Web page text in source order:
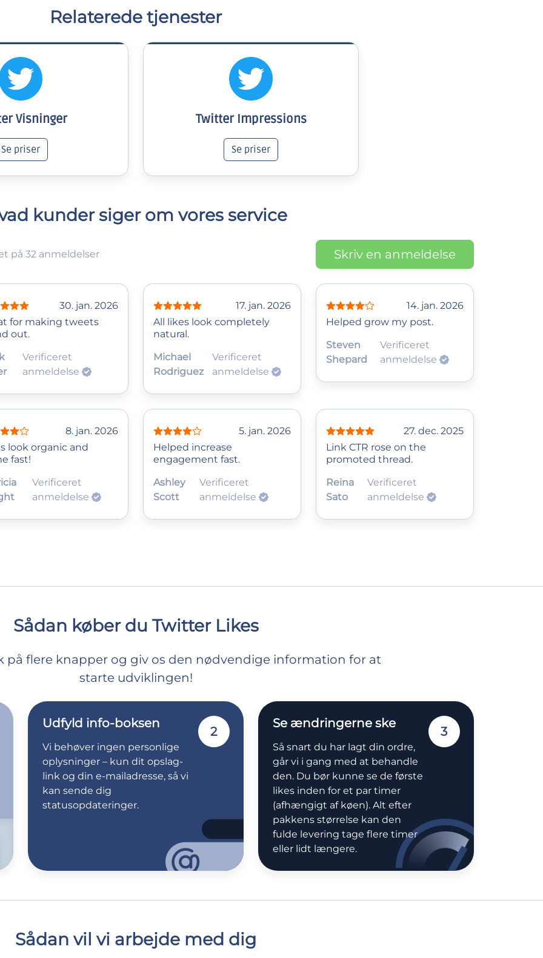
Relaterede tjenester
Visninger
Se priser
Twitter Impressions
Se priser
kunder siger om vores service
på 32 anmeldelser Skriv en anmeldelse
30. jan. 2026
for making tweets
out.
Verificeret
anmeldelse
17. jan. 2026
All likes look completely
natural.
Michael
Rodriguez
Verificeret
anmeldelse
14. jan. 2026
Helped grow my post.
Steven
Shepard
Verificeret
anmeldelse
8. jan. 2026
look organic and
fast!
Verificeret
anmeldelse
5. jan. 2026
Helped increase
engagement fast.
Ashley
Scott
Verificeret
anmeldelse
27. dec. 2025
Link CTR rose on the
promoted thread.
Reina
Sato
Verificeret
anmeldelse
Sådan køber du Twitter Likes
på flere knapper og giv os den nødvendige information for at
starte udviklingen!
Udfyld info-boksen
Vi behøver ingen personlige
oplysninger – kun dit opslag-
link og din e-mailadresse, så vi
kan sende dig
statusopdateringer.
2
Se ændringerne ske
Så snart du har lagt din ordre,
går vi i gang med at behandle
den. Du bør kunne se de første
likes inden for et par timer
(afhængigt af køen). Alt efter
pakkens størrelse kan den
fulde levering tage flere timer
eller lidt længere.
3
Sådan vil vi arbejde med dig